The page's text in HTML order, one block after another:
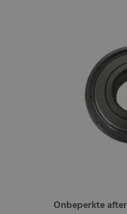
Onbeperkte